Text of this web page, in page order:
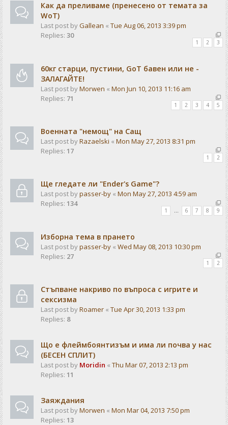
Как да преливаме (пренесено от темата за
WoT)
Last post byGallean « Tue Aug 06, 2013 3:39 pm
Replies: 30
1 2 3
60кг старци, пустини, GoT бавен или не -
ЗАЛАГАЙТЕ!
Last post byMorwen « Mon Jun 10, 2013 11:16 am
Replies: 71
1 2 3 4 5
Военната "немощ" на Сащ
Last post byRazaelski « Mon May 27, 2013 8:31 pm
Replies: 17
1 2
Ще гледате ли "Ender's Game"?
Last post bypasser-by « Mon May 27, 2013 4:59 am
Replies: 134
1 6 7 8 9
Изборна тема в прането
Last post bypasser-by « Wed May 08, 2013 10:30 pm
Replies: 27
1 2
Стъпване накриво по въпроса с игрите и
сексизма
Last post byRoamer « Tue Apr 30, 2013 1:33 pm
Replies: 8
Що е флеймбоянтизъм и има ли почва у нас
(БЕСЕН СПЛИТ)
Last post by Moridin « Thu Mar 07, 2013 2:13 pm
Replies: 11
Заяждания
Last post byMorwen « Mon Mar 04, 2013 7:50 pm
Replies: 13